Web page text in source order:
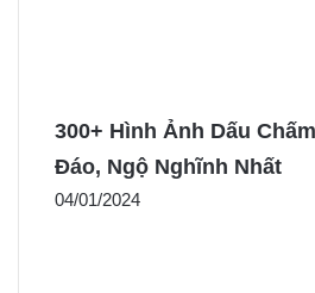
300+ Hình Ảnh Dấu
Đáo, Ngộ Nghĩnh Nhất
04/01/2024